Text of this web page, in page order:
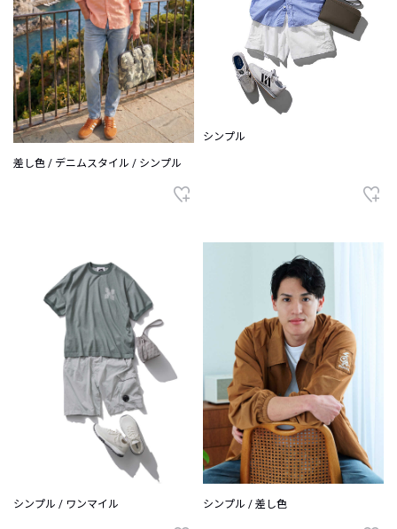
差し色 / デニムスタイル / シンプル
シンプル
シンプル / ワンマイル シンプル / 差し色